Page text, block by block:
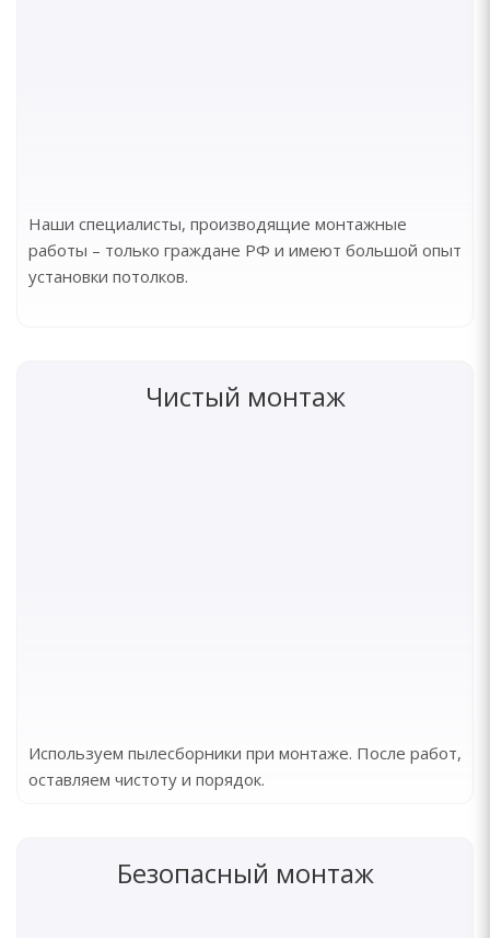
Наши специалисты, производящие монтажные
работы – только граждане РФ и имеют большой опыт
установки потолков.
Чистый монтаж
Используем пылесборники при монтаже. После работ,
оставляем чистоту и порядок.
Безопасный монтаж